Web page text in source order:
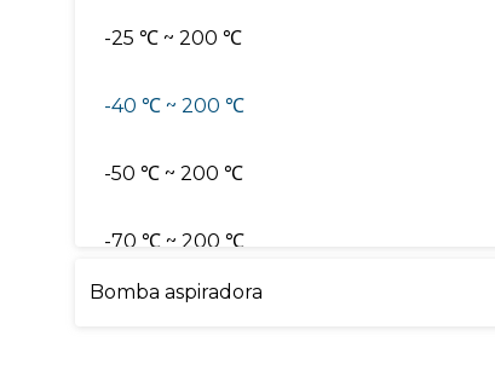
-25 ℃ ~ 200 ℃
-40 ℃ ~ 200 ℃
-50 ℃ ~ 200 ℃
-70 ℃ ~ 200 ℃
Bomba aspiradora